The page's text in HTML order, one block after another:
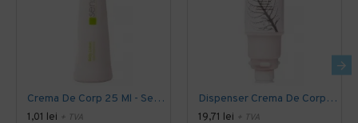
Crema De Corp 25 Ml - Sense
1,01 lei + TVA
Dispenser Crema De Corp 450 Ml - Botanika
19,71 lei + TVA